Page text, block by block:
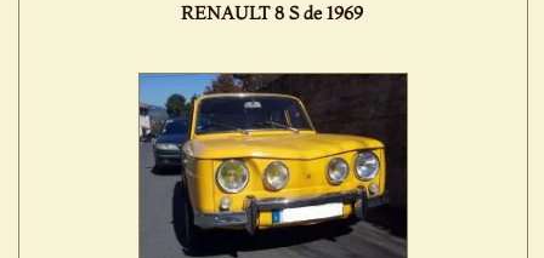
RENAULT 8 S de 1969